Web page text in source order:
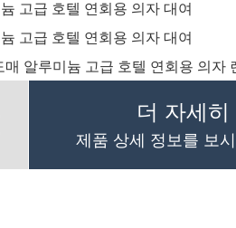
더 자세
제품 상세 정보를 보